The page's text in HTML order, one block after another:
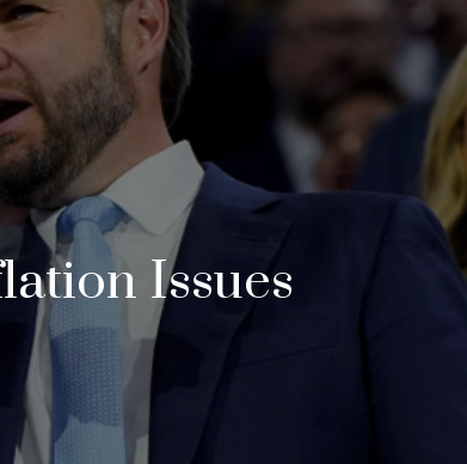
Issues